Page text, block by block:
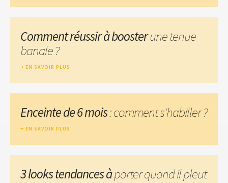
Comment réussir à boosterune tenue
banale ?
EN SAVOIR PLUS
Enceinte de 6 mois: comment s'habiller ?
EN SAVOIR PLUS
3 looks tendances àporter quand il pleut